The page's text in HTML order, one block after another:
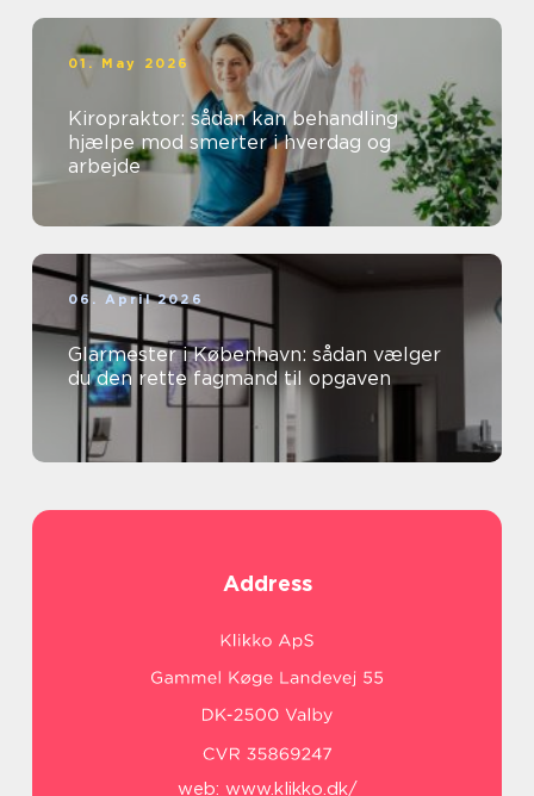
01. May 2026
Kiropraktor: sådan kan behandling
hjælpe mod smerter i hverdag og
arbejde
06. April 2026
Glarmester i København: sådan vælger
du den rette fagmand til opgaven
Address
web: www.klikko.dk/